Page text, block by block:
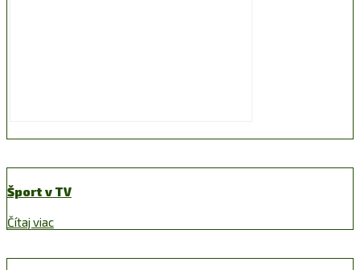
Šport v TV
Čítaj viac